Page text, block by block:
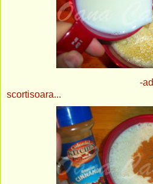
-adaugi
scortisoara...